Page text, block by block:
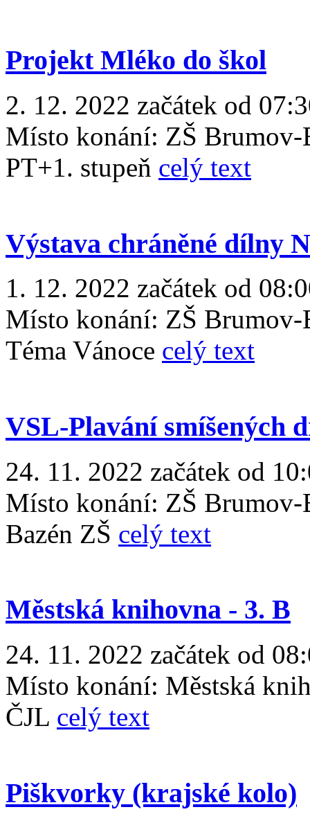
Projekt Mléko do škol
2. 12. 2022 začátek od
Místo konání: ZŠ
PT+1. stupeň celý text
Výstava chráněné dílny
1. 12. 2022 začátek od
Místo konání: ZŠ
Téma Vánoce celý text
VSL-Plavání smíšených
24. 11. 2022 začátek od
Místo konání: ZŠ
Bazén ZŠ celý text
Městská knihovna - 3. B
24. 11. 2022 začátek od
Místo konání: Městská
ČJL celý text
Piškvorky (krajské kolo)